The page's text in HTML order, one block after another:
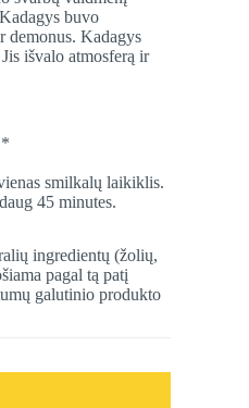
buvo
demonus. Kadagys
išvalo atmosferą ir
smilkalų laikiklis.
45 minutes.
ingredientų (žolių,
pagal tą patį
galutinio produkto